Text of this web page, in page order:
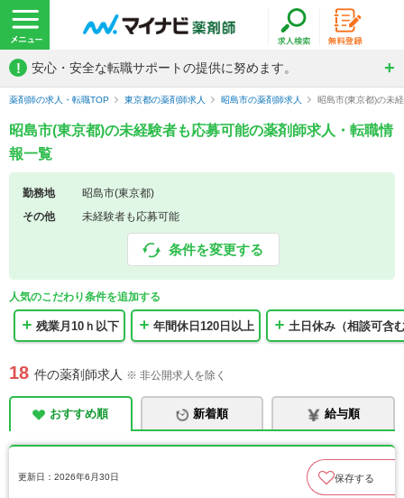
! 安心・安全な転職サポートの提供に努めます。
薬剤師の求人・転職TOP 東京都の薬剤師求人 昭島市の薬剤師求人 昭島市(東京都)の未
昭島市(東京都)の未経験者も応募可能の薬剤師求人・転職情
報一覧
勤務地
昭島市(東京都)
その他
未経験者も応募可能
条件を変更する
人気のこだわり条件を追加する
残業月10ｈ以下 年間休日120日以上 土日休み（相談可含
18 件の薬剤師求人 ※ 非公開求人を除く
おすすめ順 新着順 給与順
更新日：2026年6月30日 保存する